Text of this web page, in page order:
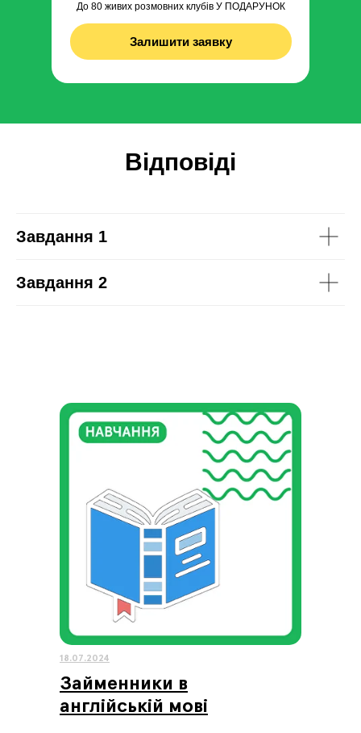
До 80 живих розмовних клубів У ПОДАРУНОК
Залишити заявку
Відповіді
Завдання 1
Завдання 2
Займенники в
англійській мові
18.07.2024